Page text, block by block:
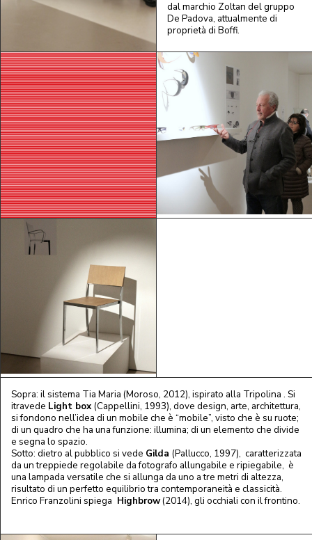
dal marchio Zoltan del gruppo
De Padova, attualmente di
proprietà di Boffi.
Sopra: il sistema Tia Maria (Moroso, 2012), ispirato alla Tripolina . Si
itravede Light box (Cappellini, 1993), dove design, arte, architettura,
si fondono nell’idea di un mobile che è “mobile”, visto che è su ruote;
di un quadro che ha una funzione: illumina; di un elemento che divide
e segna lo spazio.
Sotto: dietro al pubblico si vede Gilda (Pallucco, 1997), caratterizzata
da un treppiede regolabile da fotografo allungabile e ripiegabile, è
una lampada versatile che si allunga da uno a tre metri di altezza,
risultato di un perfetto equilibrio tra contemporaneità e classicità.
Enrico Franzolini spiega Highbrow(2014), gli occhiali con il frontino.